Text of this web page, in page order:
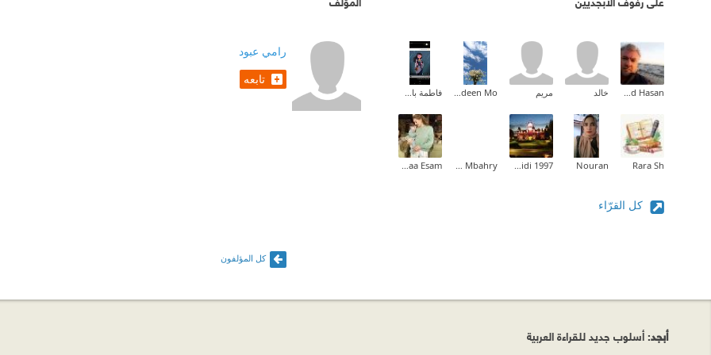
Ahmad Hasan خالد مريم Nadeen Mo. فاطمة باشافعي
Rara Sh
Nouran
Zakacanidi 1997
omar Mbahry
Asmaa Esam
كل القرّاء
رامي عبود
تابعه
كل المؤلفون
أبجد: أسلوب جديد للقراءة العربية